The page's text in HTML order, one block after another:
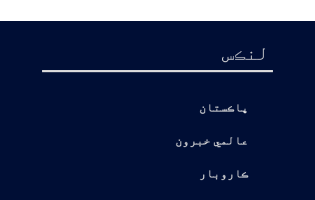
لنڪس
پاڪستان
عالمي خبرون
ڪاروبار